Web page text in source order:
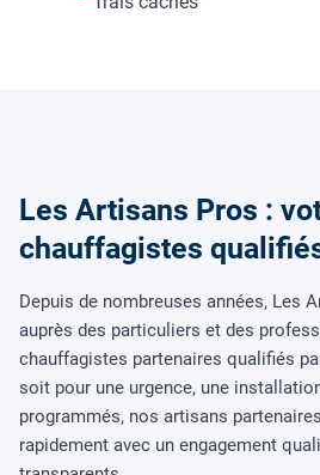
Les Artisans Pros :
chauffagistes
Depuis de nombreuses années, Les
auprès des particuliers et des
chauffagistes partenaires qualifiés
soit pour une urgence, une
programmés, nos artisans
rapidement avec un engagement